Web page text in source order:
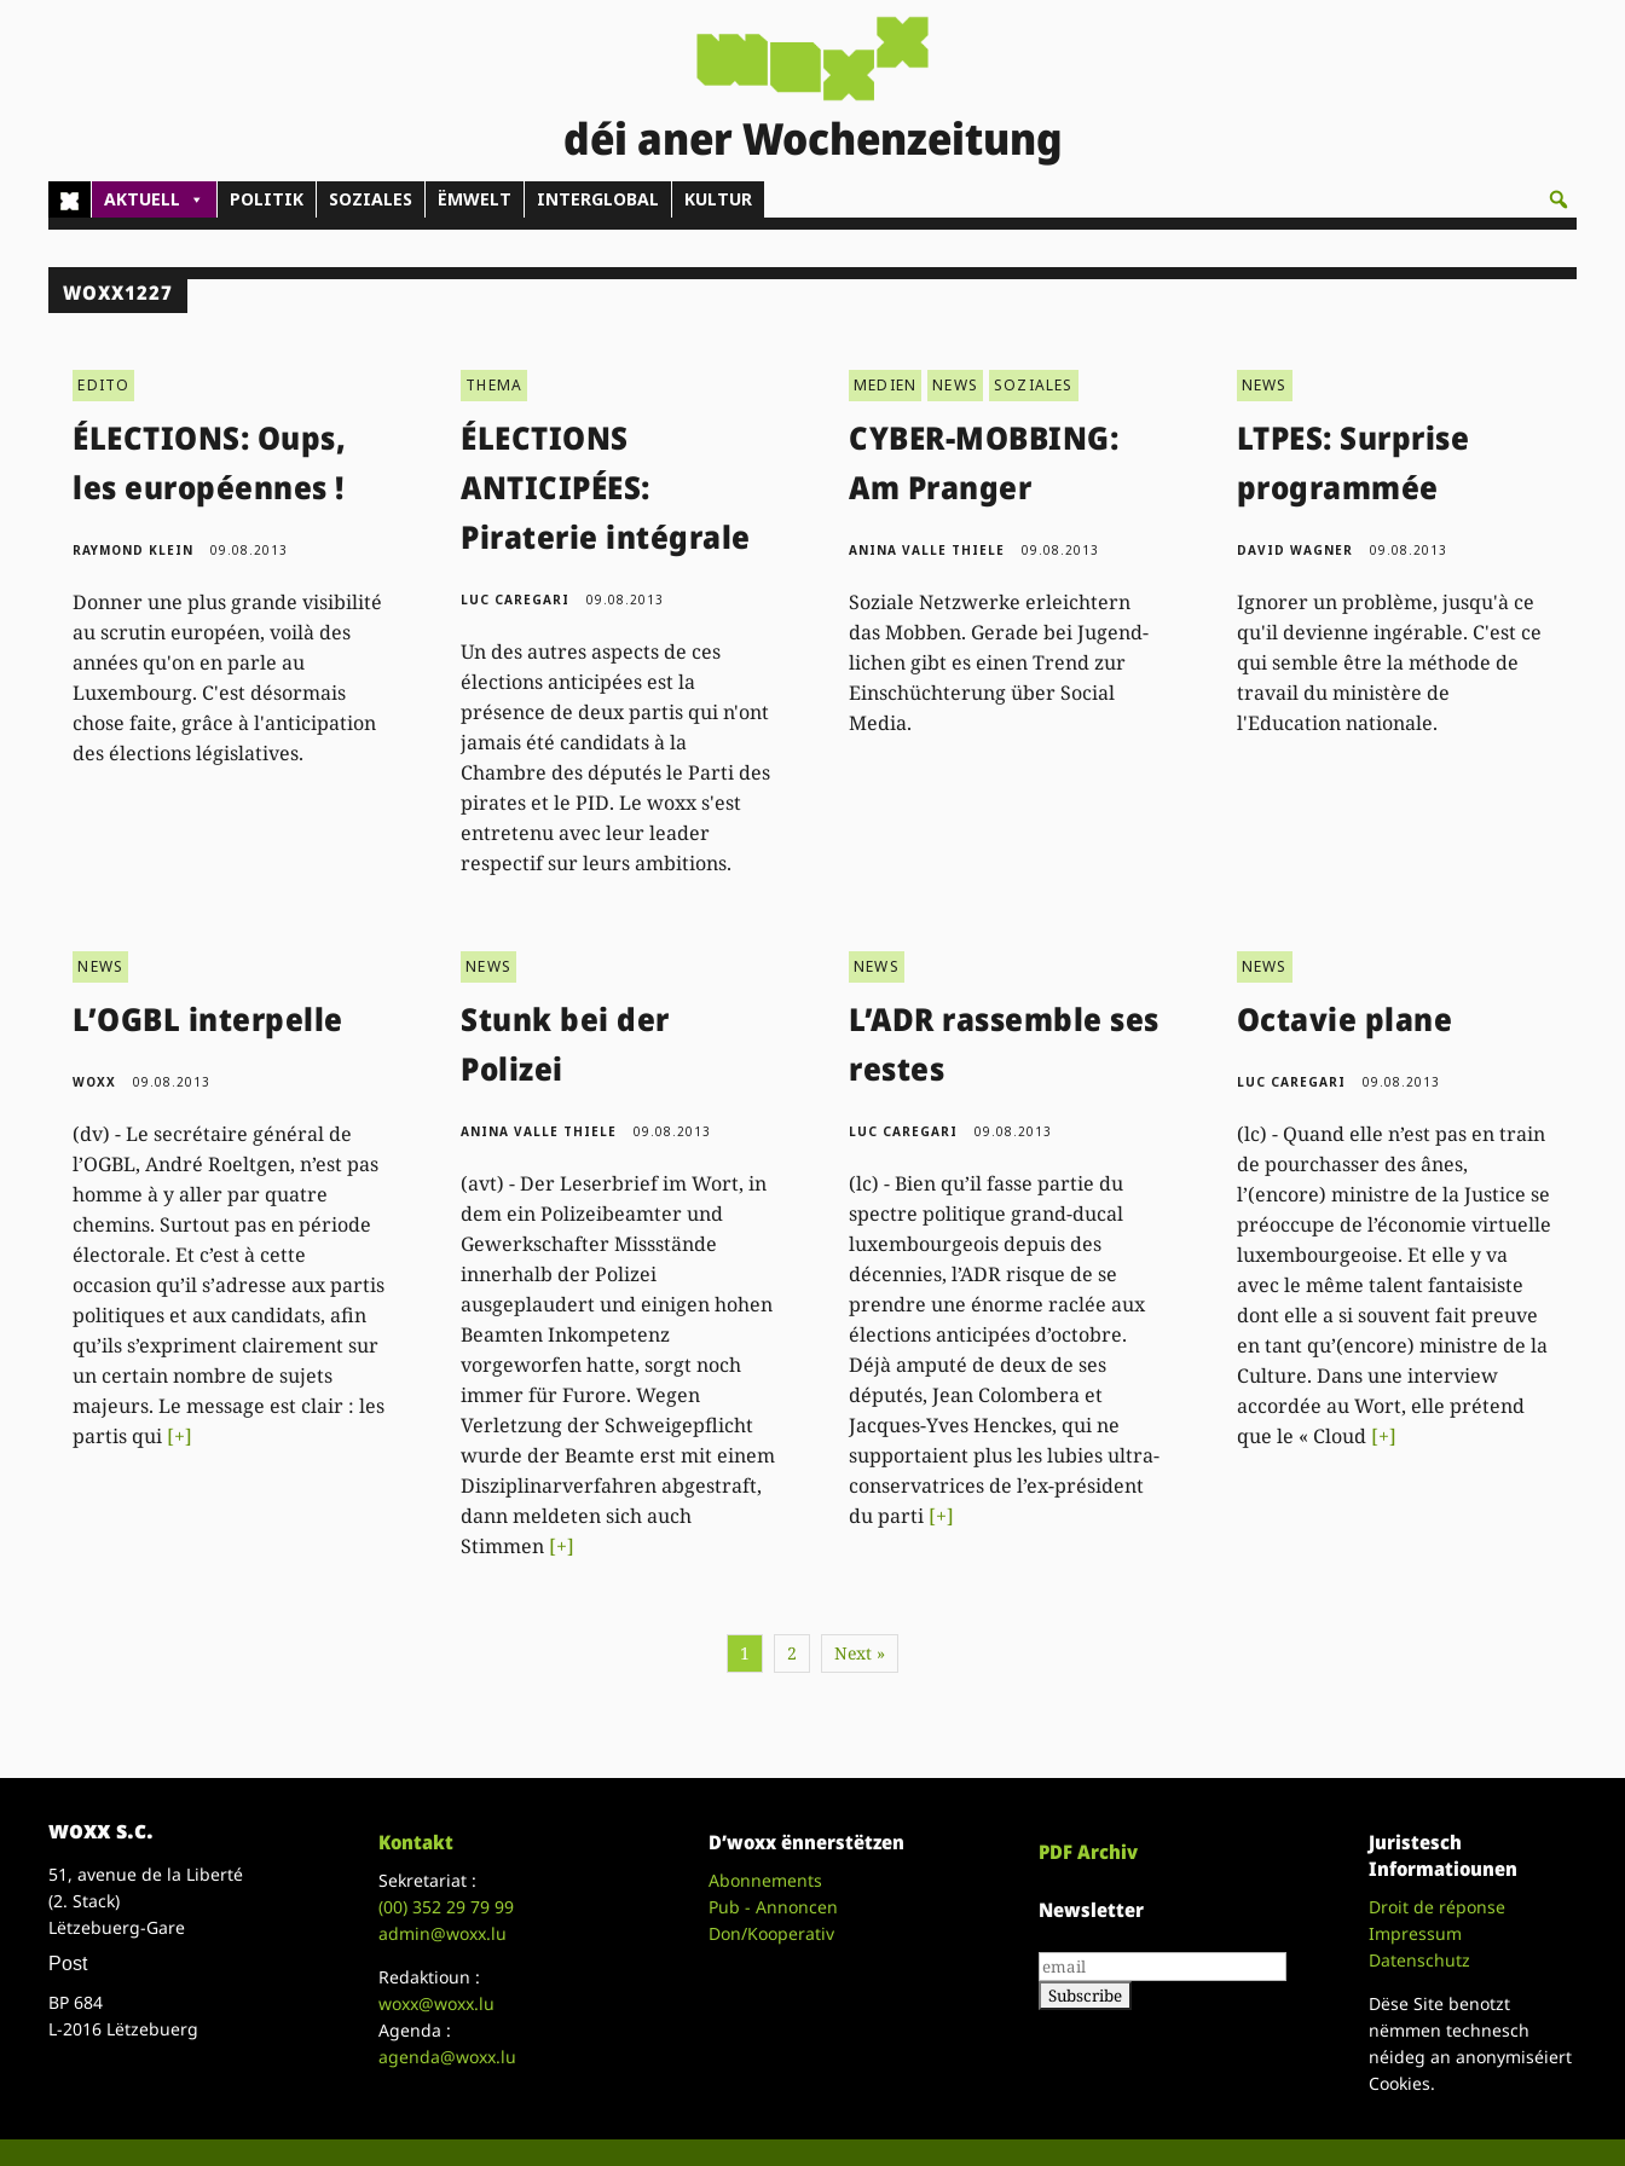
déi aner Wochenzeitung
AKTUELL POLITIK SOZIALES ËMWELT INTERGLOBAL KULTUR
WOXX1227
EDITO
ÉLECTIONS: Oups,
les européennes !
RAYMOND KLEIN 09.08.2013
Donner une plus grande visibilité
au scrutin européen, voilà des
années qu'on en parle au
Luxembourg. C'est désormais
chose faite, grâce à l'anticipation
des élections législatives.
THEMA
ÉLECTIONS
ANTICIPÉES:
Piraterie intégrale
LUC CAREGARI 09.08.2013
Un des autres aspects de ces
élections anticipées est la
présence de deux partis qui n'ont
jamais été candidats à la
Chambre des députés le Parti des
pirates et le PID. Le woxx s'est
entretenu avec leur leader
respectif sur leurs ambitions.
MEDIEN NEWS SOZIALES
CYBER-MOBBING:
Am Pranger
ANINA VALLE THIELE 09.08.2013
Soziale Netzwerke erleichtern
das Mobben. Gerade bei Jugend-
lichen gibt es einen Trend zur
Einschüchterung über Social
Media.
NEWS
LTPES: Surprise
programmée
DAVID WAGNER 09.08.2013
Ignorer un problème, jusqu'à ce
qu'il devienne ingérable. C'est ce
qui semble être la méthode de
travail du ministère de
l'Education nationale.
NEWS
L’OGBL interpelle
WOXX 09.08.2013
(dv) - Le secrétaire général de
l’OGBL, André Roeltgen, n’est pas
homme à y aller par quatre
chemins. Surtout pas en période
électorale. Et c’est à cette
occasion qu’il s’adresse aux partis
politiques et aux candidats, afin
qu’ils s’expriment clairement sur
un certain nombre de sujets
majeurs. Le message est clair : les
partis qui [+]
NEWS
Stunk bei der
Polizei
ANINA VALLE THIELE 09.08.2013
(avt) - Der Leserbrief im Wort, in
dem ein Polizeibeamter und
Gewerkschafter Missstände
innerhalb der Polizei
ausgeplaudert und einigen hohen
Beamten Inkompetenz
vorgeworfen hatte, sorgt noch
immer für Furore. Wegen
Verletzung der Schweigepflicht
wurde der Beamte erst mit einem
Disziplinarverfahren abgestraft,
dann meldeten sich auch
Stimmen [+]
NEWS
L’ADR rassemble ses
restes
LUC CAREGARI 09.08.2013
(lc) - Bien qu’il fasse partie du
spectre politique grand-ducal
luxembourgeois depuis des
décennies, l’ADR risque de se
prendre une énorme raclée aux
élections anticipées d’octobre.
Déjà amputé de deux de ses
députés, Jean Colombera et
Jacques-Yves Henckes, qui ne
supportaient plus les lubies ultra-
conservatrices de l’ex-président
du parti [+]
NEWS
Octavie plane
LUC CAREGARI 09.08.2013
(lc) - Quand elle n’est pas en train
de pourchasser des ânes,
l’(encore) ministre de la Justice se
préoccupe de l’économie virtuelle
luxembourgeoise. Et elle y va
avec le même talent fantaisiste
dont elle a si souvent fait preuve
en tant qu’(encore) ministre de la
Culture. Dans une interview
accordée au Wort, elle prétend
que le « Cloud [+]
1 2 Next »
woxx s.c.
51, avenue de la Liberté
(2. Stack)
Lëtzebuerg-Gare
Post
BP 684
L-2016 Lëtzebuerg
Kontakt
Sekretariat :
(00)352 29 79 99
admin@woxx.lu
Redaktioun :
woxx@woxx.lu
Agenda :
agenda@woxx.lu
D’woxx ënnerstëtzen
Abonnements
Pub - Annoncen
Don/Kooperativ
PDF Archiv
Newsletter
Juristesch
Informatiounen
Droit de réponse
Impressum
Datenschutz
Dëse Site benotzt
nëmmen technesch
néideg an anonymiséiert
Cookies.